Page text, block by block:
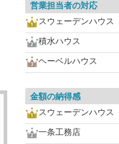
営業担当者の対応
スウェーデンハウス
積水ハウス
ヘーベルハウス
金額の納得感
スウェーデンハウス
一条工務店